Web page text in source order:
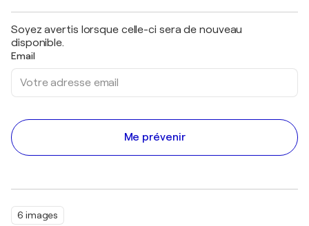
6 images
Soyez avertis lorsque celle-ci sera de nouveau
disponible.
Email
Me prévenir